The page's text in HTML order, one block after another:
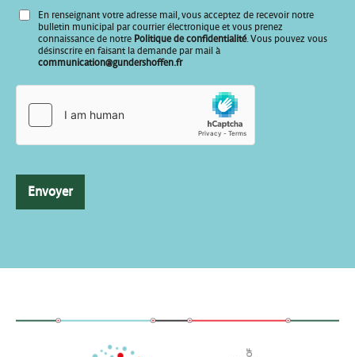
*
*
a
En renseignant votre adresse mail, vous acceptez de recevoir notre
bulletin municipal par courrier électronique et vous prenez
connaissance de notre Politique de confidentialité. Vous pouvez vous
désinscrire en faisant la demande par mail à
communication@gundershoffen.fr
Envoyer